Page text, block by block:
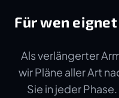
Für wen
Als verlängerter
wir Pläne aller Art
Sie in jeder